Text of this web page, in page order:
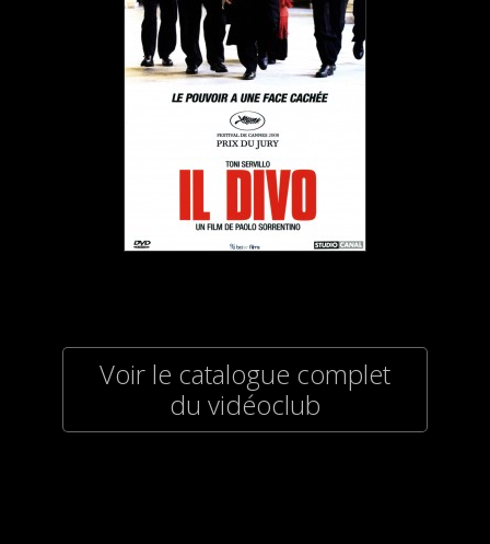
Voir le catalogue complet
du vidéoclub